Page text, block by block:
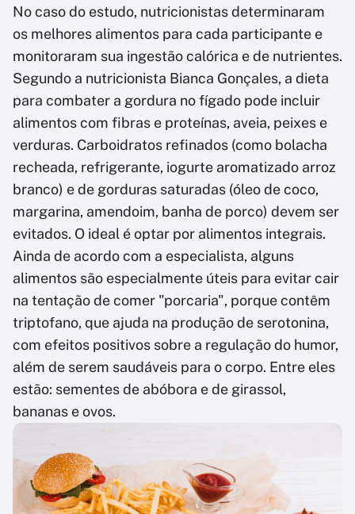
No caso do estudo, nutricionistas determinaram
os melhores alimentos para cada participante e
monitoraram sua ingestão calórica e de nutrientes.
Segundo a nutricionista Bianca Gonçales, a dieta
para combater a gordura no fígado pode incluir
alimentos com fibras e proteínas, aveia, peixes e
verduras. Carboidratos refinados (como bolacha
recheada, refrigerante, iogurte aromatizado arroz
branco) e de gorduras saturadas (óleo de coco,
margarina, amendoim, banha de porco) devem ser
evitados. O ideal é optar por alimentos integrais.
Ainda de acordo com a especialista, alguns
alimentos são especialmente úteis para evitar cair
na tentação de comer "porcaria", porque contêm
triptofano, que ajuda na produção de serotonina,
com efeitos positivos sobre a regulação do humor,
além de serem saudáveis para o corpo. Entre eles
estão: sementes de abóbora e de girassol,
bananas e ovos.